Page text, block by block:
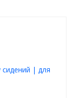
в
вид обшивки и